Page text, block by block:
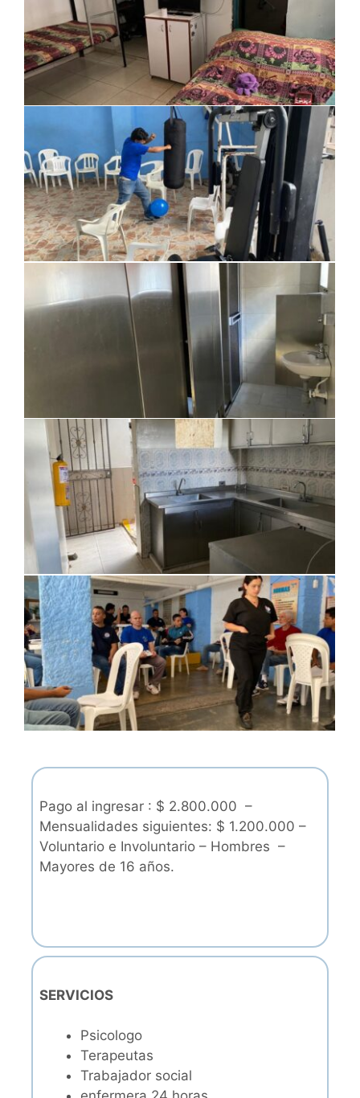
Pago al ingresar : $ 2.800.000 –
Mensualidades siguientes: $ 1.200.000 –
Voluntario e Involuntario – Hombres –
Mayores de 16 años.
SERVICIOS
Psicologo
Terapeutas
Trabajador social